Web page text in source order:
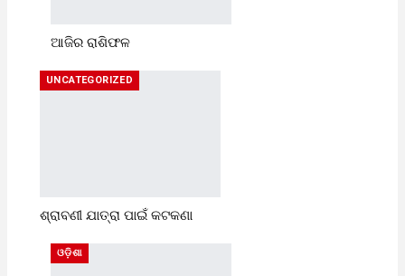
ଆଜିର ରାଶିଫଳ
UNCATEGORIZED
ଶ୍ରାବଣୀ ଯାତ୍ରା ପାଇଁ କଟକଣା
ଓଡ଼ିଶା